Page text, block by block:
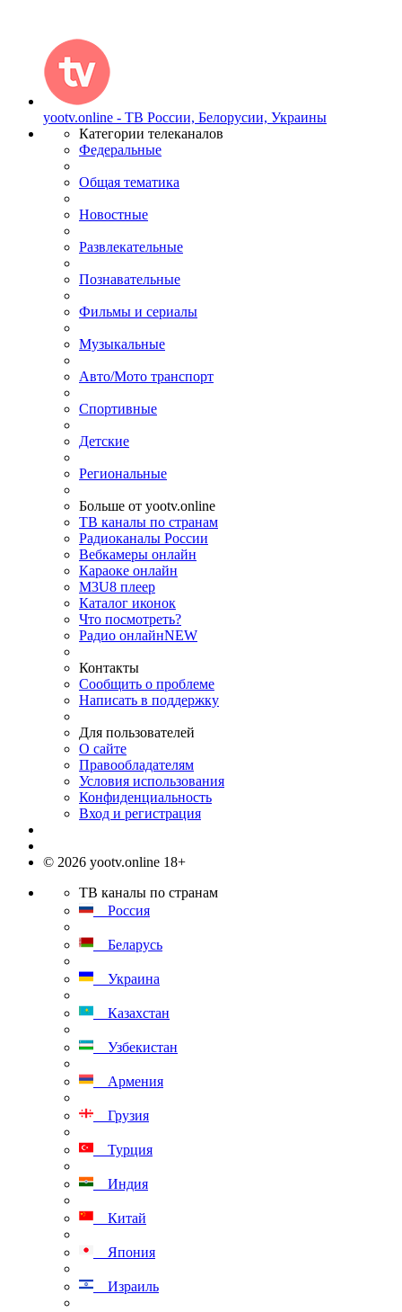
yootv.online - ТВ России, Белорусии, Украины
Категории телеканалов
Федеральные
Общая тематика
Новостные
Развлекательные
Познавательные
Фильмы и сериалы
Музыкальные
Авто/Мото транспорт
Спортивные
Детские
Региональные
Больше от yootv.online
ТВ каналы по странам
Радиоканалы России
Вебкамеры онлайн
Караоке онлайн
M3U8 плеер
Каталог иконок
Что посмотреть?
Радио онлайнNEW
Контакты
Сообщить о проблеме
Написать в поддержку
Для пользователей
О сайте
Правообладателям
Условия использования
Конфиденциальность
Вход и регистрация
© 2026 yootv.online 18+
ТВ каналы по странам
Россия
Беларусь
Украина
Казахстан
Узбекистан
Армения
Грузия
Турция
Индия
Китай
Япония
Израиль